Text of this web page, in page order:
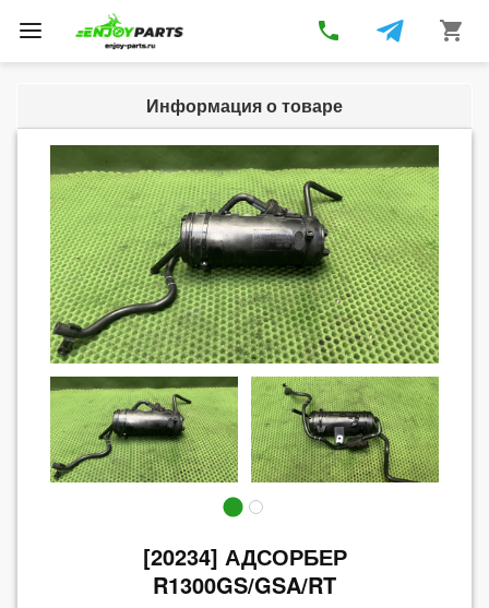
Toggle
navigation
phone shopping_cart
Информация о товаре
[20234] АДСОРБЕР
R1300GS/GSA/RT